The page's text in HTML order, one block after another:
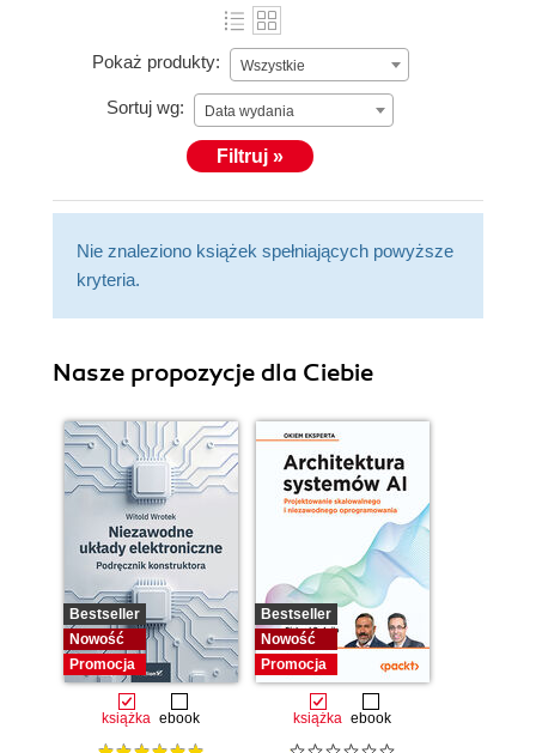
Pokaż produkty: Wszystkie
Sortuj wg: Data wydania
Filtruj »
Nie znaleziono książek spełniających powyższe
kryteria.
Nasze propozycje dla Ciebie
Bestseller
Nowość
Promocja
książka ebook
Bestseller
Nowość
Promocja
książka ebook